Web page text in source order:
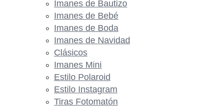
Imanes de Bautizo
Imanes de Bebé
Imanes de Boda
Imanes de Navidad
Clásicos
Imanes Mini
Estilo Polaroid
Estilo Instagram
Tiras Fotomatón